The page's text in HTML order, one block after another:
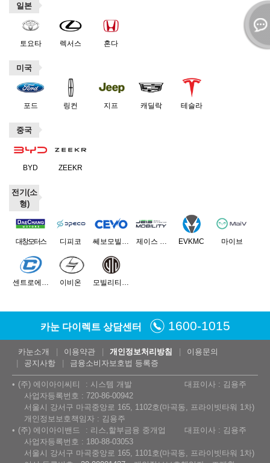
일본
토요타 렉서스 혼다
미국
포드 링컨 지프 캐딜락 테슬라
중국
BYD ZEEKR
전기(소
형)
대창모터스 디피코 쎄보모빌리티제이스 모빌리티EVKMC 마이브
센트로에이케이이비온 모빌리티네트웍스
카눈 다이렉트 상담센터 1600-1015
카눈소개 이용약관 개인정보처리방침
이용문의
공지사항
금융소비자보호법 등록증
(주) 에이아이씨티 시스템 개발
대표이사 : 김용주
사업자등록번호 : 720-86-00942
서울시 강서구 마곡중앙로 165, 1102호(마곡동, 프라이빗타워 1차)
개인정보보호책임자 : 김용주
(주) 에이아이밴드
리스,할부금융 중개업
대표이사 : 김용주
사업자등록번호 : 180-88-03053
서울시 강서구 마곡중앙로 165, 1101호(마곡동, 프라이빗타워 1차)